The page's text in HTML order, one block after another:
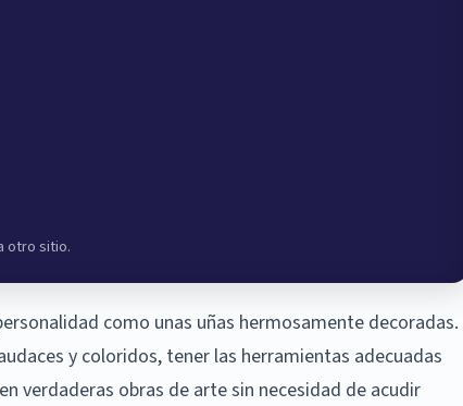
otro sitio.
como unas uñas hermosamente decoradas.
y coloridos, tener las herramientas adecuadas
verdaderas obras de arte sin necesidad de acudir